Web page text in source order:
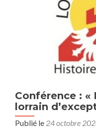
Conférence : «
lorrain
Publié le 24 octobre